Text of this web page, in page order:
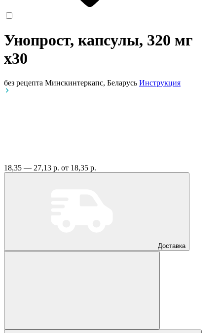
Унопрост, капсулы, 320 мг
x30
без рецепта Минскинтеркапс, Беларусь Инструкция
18,35 — 27,13 р. от 18,35 р.
Доставка